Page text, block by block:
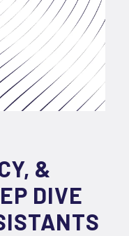
&
DIVE